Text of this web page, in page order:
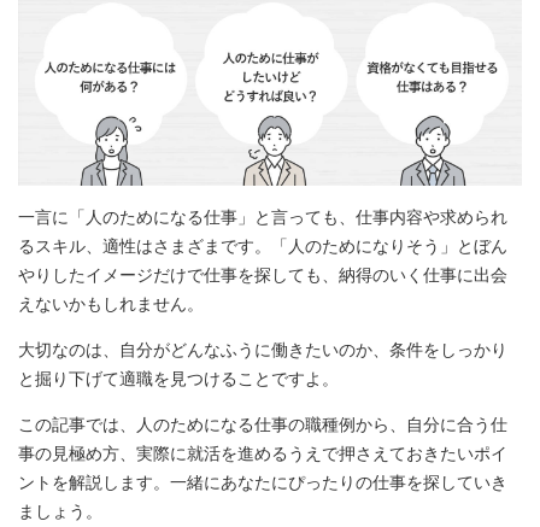
一言に「人のためになる仕事」と言っても、仕事内容や求められ
るスキル、適性はさまざまです。「人のためになりそう」とぼん
やりしたイメージだけで仕事を探しても、納得のいく仕事に出会
えないかもしれません。
大切なのは、自分がどんなふうに働きたいのか、条件をしっかり
と掘り下げて適職を見つけることですよ。
この記事では、人のためになる仕事の職種例から、自分に合う仕
事の見極め方、実際に就活を進めるうえで押さえておきたいポイ
ントを解説します。一緒にあなたにぴったりの仕事を探していき
ましょう。